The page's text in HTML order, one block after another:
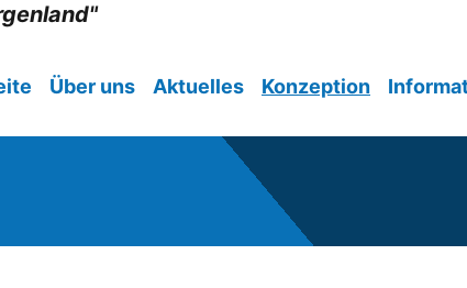
Über uns Aktuelles Konzeption